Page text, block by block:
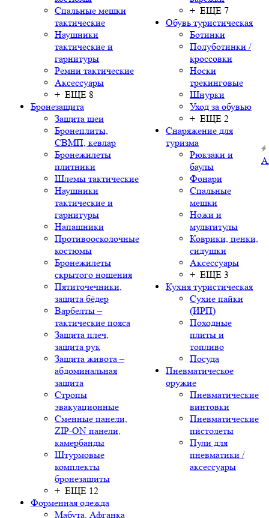
Спальные мешки
тактические
Наушники
тактические и
гарнитуры
Ремни тактические
Аксессуары
+ ЕЩЕ 8
Бронезащита
Защита шеи
Бронеплиты,
СВМП, кевлар
Бронежилеты
плитники
Шлемы тактические
Наушники
тактические и
гарнитуры
Напашники
Противоосколочные
костюмы
Бронежилеты
скрытого ношения
Пятиточечники,
защита бёдер
Варбелты –
тактические пояса
Защита плеч,
защита рук
Защита живота –
абдоминальная
защита
Стропы
эвакуационные
Сменные панели,
ZIP-ON панели,
камербанды
Штурмовые
комплекты
бронезащиты
+ ЕЩЕ 12
Форменная одежда
Мабута, Афганка
+ ЕЩЕ 7
Обувь туристическая
Ботинки
Полуботинки /
кроссовки
Носки
трекинговые
Шнурки
Уход за обувью
+ ЕЩЕ 2
Снаряжение для
туризма
Рюкзаки и
баулы
Фонари
Спальные
мешки
Ножи и
мультитулы
Коврики, пенки,
сидушки
Аксессуары
+ ЕЩЕ 3
Кухня туристическая
Сухие пайки
(ИРП)
Походные
плиты и
топливо
Посуда
Пневматическое
оружие
Пневматические
винтовки
Пневматические
пистолеты
Пули для
пневматики /
аксессуары